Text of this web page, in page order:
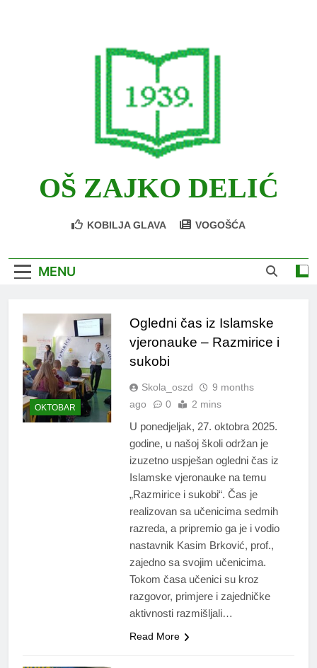
OŠ ZAJKO DELIĆ
KOBILJA GLAVA VOGOŠĆA
MENU
OKTOBAR
Ogledni čas iz Islamske
vjeronauke – Razmirice i
sukobi
Skola_oszd
9 months
ago
0 2 mins
U ponedjeljak, 27. oktobra 2025.
godine, u našoj školi održan je
izuzetno uspješan ogledni čas iz
Islamske vjeronauke na temu
„Razmirice i sukobi“. Čas je
realizovan sa učenicima sedmih
razreda, a pripremio ga je i vodio
nastavnik Kasim Brković, prof.,
zajedno sa svojim učenicima.
Tokom časa učenici su kroz
razgovor, primjere i zajedničke
aktivnosti razmišljali…
Read More